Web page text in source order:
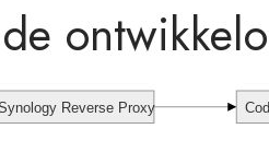
Reverse Proxy